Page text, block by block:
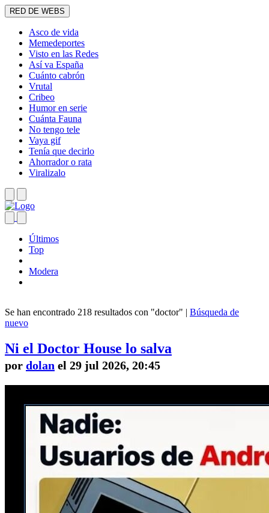
RED DE WEBS
Asco de vida
Memedeportes
Visto en las Redes
Así va España
Cuánto cabrón
Vrutal
Cribeo
Humor en serie
Cuánta Fauna
No tengo tele
Vaya gif
Tenía que decirlo
Ahorrador o rata
Viralizalo
Últimos
Top
Modera
Se han encontrado 218 resultados con "doctor" | Búsqueda de
nuevo
Ni el Doctor House lo salva
por dolan el 29 jul 2026, 20:45